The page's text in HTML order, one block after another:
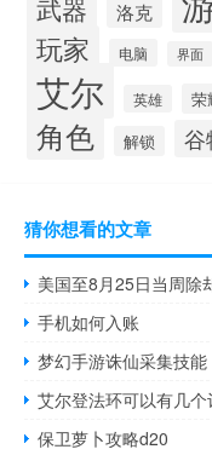
武器 洛克
玩家 电脑 界面
艾尔 英雄 荣
角色 解锁 谷
猜你想看的文章
手机如何入账
梦幻手游诛仙采集技能
艾尔登法环可以有几个
保卫萝卜攻略d20